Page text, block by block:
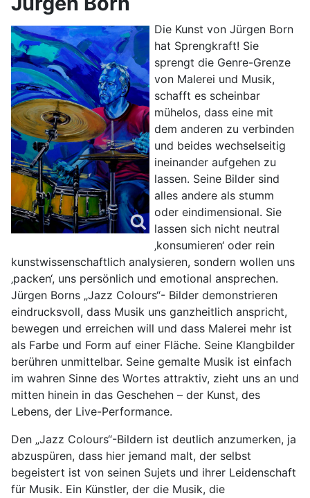
Die Kunst von Jürgen Born
hat Sprengkraft! Sie
sprengt die Genre-Grenze
von Malerei und Musik,
schafft es scheinbar
mühelos, dass eine mit
dem anderen zu verbinden
und beides wechselseitig
ineinander aufgehen zu
lassen. Seine Bilder sind
alles andere als stumm
oder eindimensional. Sie
lassen sich nicht neutral
‚konsumieren‘ oder rein
kunstwissenschaftlich analysieren, sondern wollen uns
‚packen‘, uns persönlich und emotional ansprechen.
Jürgen Borns „Jazz Colours“- Bilder demonstrieren
eindrucksvoll, dass Musik uns ganzheitlich anspricht,
bewegen und erreichen will und dass Malerei mehr ist
als Farbe und Form auf einer Fläche. Seine Klangbilder
berühren unmittelbar. Seine gemalte Musik ist einfach
im wahren Sinne des Wortes attraktiv, zieht uns an und
mitten hinein in das Geschehen – der Kunst, des
Lebens, der Live-Performance.
Den „Jazz Colours“-Bildern ist deutlich anzumerken, ja
abzuspüren, dass hier jemand malt, der selbst
begeistert ist von seinen Sujets und ihrer Leidenschaft
für Musik. Ein Künstler, der die Musik, die